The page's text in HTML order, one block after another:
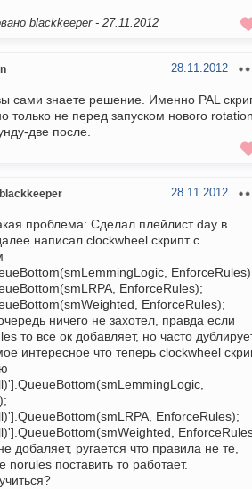
blackkeeper - 27.11.2012
28.11.2012
сами знаете решение. Именно PAL
только не перед запуском нового
две после.
28.11.2012
проблема: Сделал плейлист day в
написал clockwheel скрипт с
EnforceRules);
EnforceRules);
ничего не захотел, правда если
то все ок добавляет, но часто
интересное что теперь clockwheel
EnforceRules);
добаляет, ругается что правила не те,
norules поставить то работает.